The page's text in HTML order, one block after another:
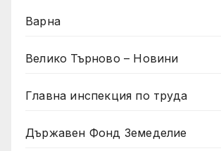
Варна
Велико Търново – Новини
Главна инспекция по труда
Държавен Фонд Земеделие